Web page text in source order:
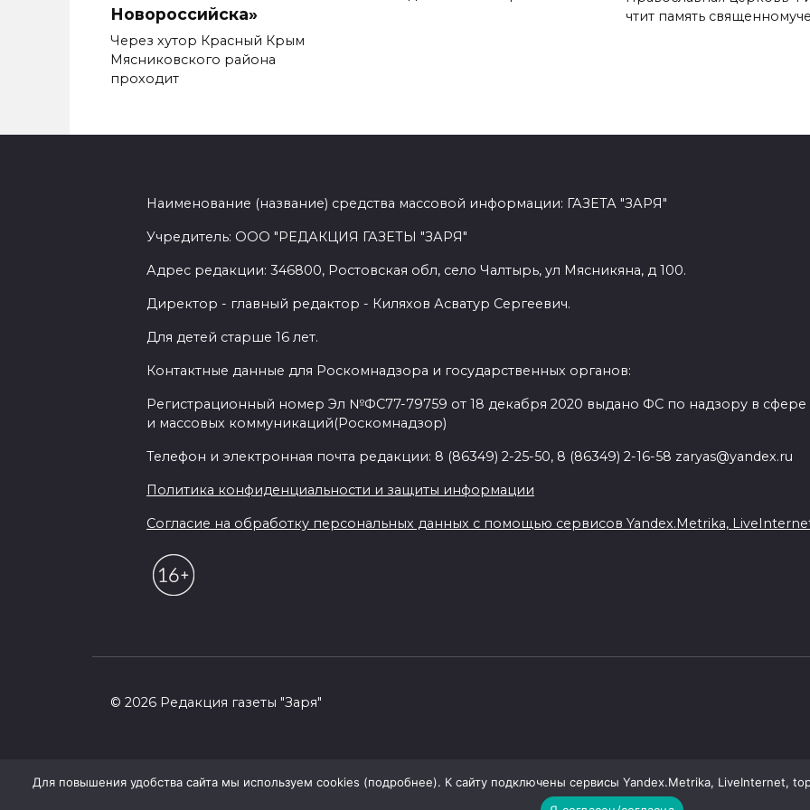
Новороссийска»
Через хутор Красный Крым
Мясниковского района
проходит
чтит память
Наименование (название) средства массовой информации: ГАЗЕТА "ЗАРЯ"
Учредитель: ООО "РЕДАКЦИЯ ГАЗЕТЫ "ЗАРЯ"
Адрес редакции: 346800, Ростовская обл, село Чалтырь, ул Мясникяна, д 100.
Директор - главный редактор - Киляхов Асватур Сергеевич.
Для детей старше 16 лет.
Контактные данные для Роскомнадзора и государственных органов:
Регистрационный номер Эл №ФС77-79759 от 18 декабря 2020 выдано ФС по надзору в
и массовых коммуникаций(Роскомнадзор)
Телефон и электронная почта редакции: 8 (86349) 2-25-50, 8 (86349) 2-16-58 zaryas@yandex.ru
Политика конфиденциальности и защиты информации
Согласие на обработку персональных данных с помощью сервисов Yandex.Metrika,
© 2026 Редакция газеты "Заря"
Для повышения удобства сайта мы используем cookies (подробнее). К сайту подключены сервисы Yandex.Metrika, LiveInternet,